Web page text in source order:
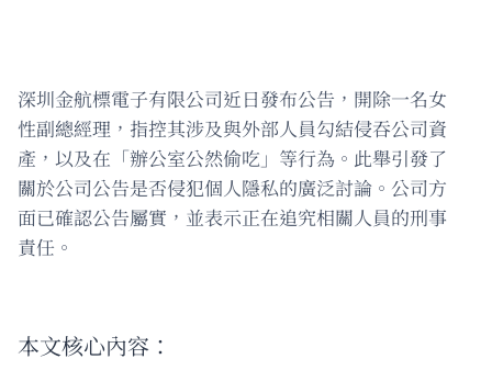
深圳金航標電子有限公司近日發布公告，開除一名女
性副總經理，指控其涉及與外部人員勾結侵吞公司資
產，以及在「辦公室公然偷吃」等行為。此舉引發了
關於公司公告是否侵犯個人隱私的廣泛討論。公司方
面已確認公告屬實，並表示正在追究相關人員的刑事
責任。
本文核心內容：